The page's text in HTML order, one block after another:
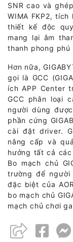
SNR cao và
WIMA FKP2, tích
thiết kế độc
mang lại âm
thanh phong
Hơn nữa,
gọi là GCC
ích APP Center
GCC phân loại
người dùng
phần cứng
cài đặt driver.
nâng cấp và
hưởng tất cả các
Bo mạch chủ
trường để
đặc biệt của
bo mạch chủ
mạch chủ chơi